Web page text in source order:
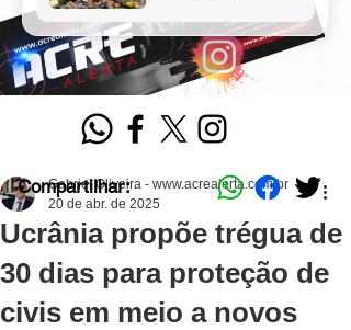
Ucrânia propõe trégua de
30 dias para proteção de
civis em meio a novos
Gabriel Oliveira - www.acrealerta.com.br
20 de abr. de 2025
Compartilhar: